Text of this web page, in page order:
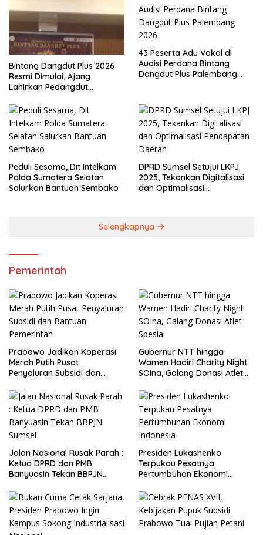
Bintang Dangdut Plus 2026
Resmi Dimulai, Ajang
Lahirkan Pedangdut
Lestarikan Budaya
43 Peserta Adu Vokal di
Audisi Perdana Bintang
Dangdut Plus Palembang
Peduli Sesama, Dit Intelkam
Polda Sumatera Selatan
Salurkan Bantuan Sembako
DPRD Sumsel Setujui LKPJ
2025, Tekankan Digitalisasi
dan Optimalisasi
Selengkapnya
Pemerintah
Prabowo Jadikan Koperasi
Merah Putih Pusat
Penyaluran Subsidi dan
Gubernur NTT hingga
Wamen Hadiri Charity Night
SOIna, Galang Donasi Atlet
Jalan Nasional Rusak Parah :
Ketua DPRD dan PMB
Banyuasin Tekan BBPJN
Presiden Lukashenko
Terpukau Pesatnya
Pertumbuhan Ekonomi